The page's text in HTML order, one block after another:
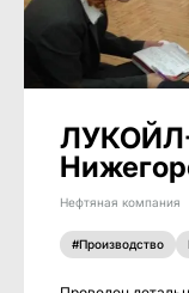
Нефтяная компания
#Производство